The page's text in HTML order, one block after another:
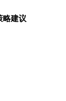
略建议